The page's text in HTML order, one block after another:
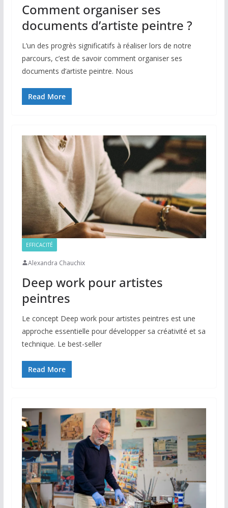
Comment organiser ses
documents d’artiste peintre ?
L’un des progrès significatifs à réaliser lors de notre
parcours, c’est de savoir comment organiser ses
documents d’artiste peintre. Nous
Read More
EFFICACITÉ
Alexandra Chauchix
Deep work pour artistes
peintres
Le concept Deep work pour artistes peintres est une
approche essentielle pour développer sa créativité et sa
technique. Le best-seller
Read More